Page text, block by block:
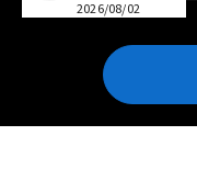
2026/08/02